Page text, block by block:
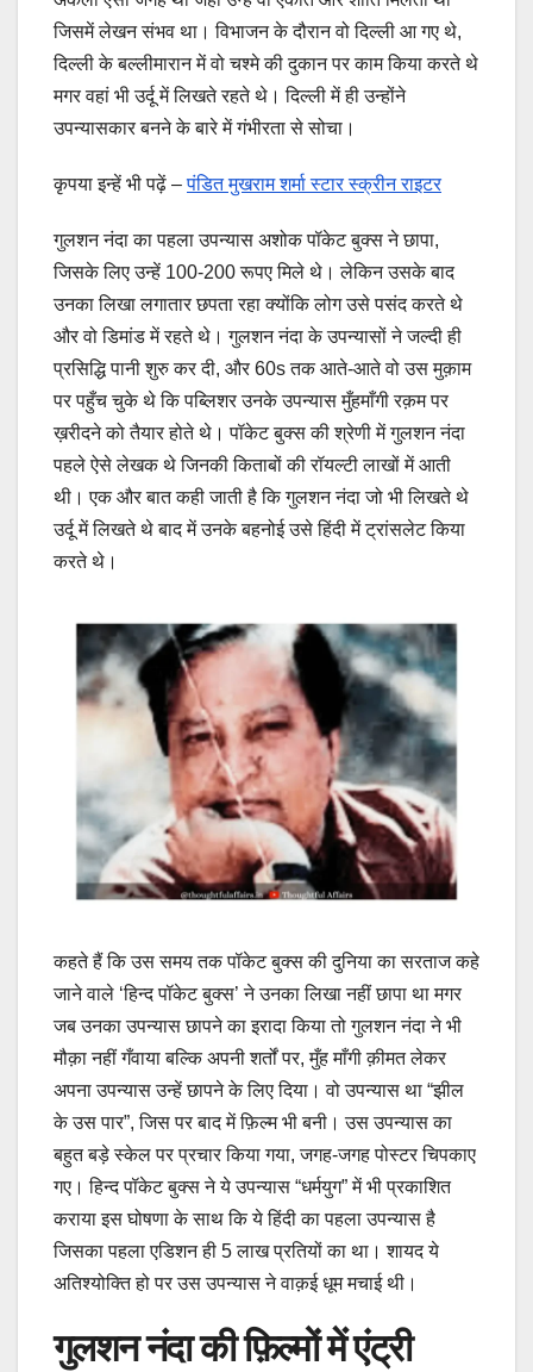
जिसमें लेखन संभव था। विभाजन के दौरान वो दिल्ली आ गए थे,
दिल्ली के बल्लीमारान में वो चश्मे की दुकान पर काम किया करते थे
मगर वहां भी उर्दू में लिखते रहते थे। दिल्ली में ही उन्होंने
उपन्यासकार बनने के बारे में गंभीरता से सोचा।
कृपया इन्हें भी पढ़ें –पंडित मुखराम शर्मा स्टार स्क्रीन राइटर
गुलशन नंदा का पहला उपन्यास अशोक पॉकेट बुक्स ने छापा,
जिसके लिए उन्हें 100-200 रूपए मिले थे। लेकिन उसके बाद
उनका लिखा लगातार छपता रहा क्योंकि लोग उसे पसंद करते थे
और वो डिमांड में रहते थे। गुलशन नंदा के उपन्यासों ने जल्दी ही
प्रसिद्धि पानी शुरु कर दी, और 60s तक आते-आते वो उस मुक़ाम
पर पहुँच चुके थे कि पब्लिशर उनके उपन्यास मुँहमाँगी रक़म पर
ख़रीदने को तैयार होते थे। पॉकेट बुक्स की श्रेणी में गुलशन नंदा
पहले ऐसे लेखक थे जिनकी किताबों की रॉयल्टी लाखों में आती
थी। एक और बात कही जाती है कि गुलशन नंदा जो भी लिखते थे
उर्दू में लिखते थे बाद में उनके बहनोई उसे हिंदी में ट्रांसलेट किया
करते थे।
कहते हैं कि उस समय तक पॉकेट बुक्स की दुनिया का सरताज कहे
जाने वाले ‘हिन्द पॉकेट बुक्स’ ने उनका लिखा नहीं छापा था मगर
जब उनका उपन्यास छापने का इरादा किया तो गुलशन नंदा ने भी
मौक़ा नहीं गँवाया बल्कि अपनी शर्तों पर, मुँह माँगी क़ीमत लेकर
अपना उपन्यास उन्हें छापने के लिए दिया। वो उपन्यास था “झील
के उस पार”, जिस पर बाद में फ़िल्म भी बनी। उस उपन्यास का
बहुत बड़े स्केल पर प्रचार किया गया, जगह-जगह पोस्टर चिपकाए
गए। हिन्द पॉकेट बुक्स ने ये उपन्यास “धर्मयुग” में भी प्रकाशित
कराया इस घोषणा के साथ कि ये हिंदी का पहला उपन्यास है
जिसका पहला एडिशन ही 5 लाख प्रतियों का था। शायद ये
अतिश्योक्ति हो पर उस उपन्यास ने वाक़ई धूम मचाई थी।
गुलशन नंदा की फ़िल्मों में एंट्री